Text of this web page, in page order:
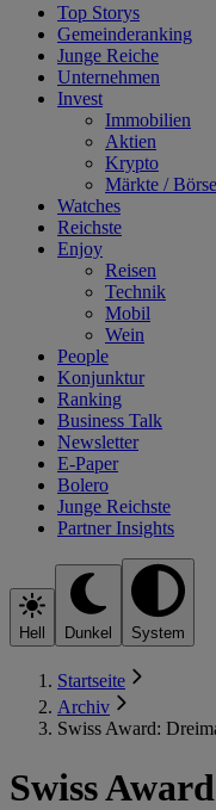
Top Storys
Gemeinderanking
Junge Reiche
Unternehmen
Invest
Immobilien
Aktien
Krypto
Märkte / Börse
Watches
Reichste
Enjoy
Reisen
Technik
Mobil
Wein
People
Konjunktur
Ranking
Business Talk
Newsletter
E-Paper
Bolero
Junge Reichste
Partner Insights
Hell Dunkel System
Startseite
Archiv
Swiss Award:
Swiss